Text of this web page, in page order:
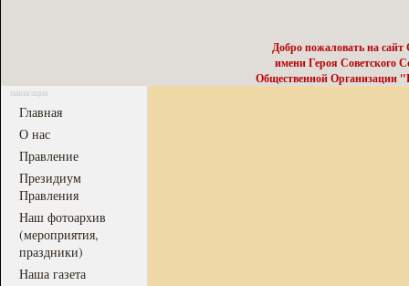
Добро пожаловать на
имени Героя Советского
Общественной Организации
навигация
Главная
О нас
Правление
Президиум
Правления
Наш фотоархив
(мероприятия,
праздники)
Наша газета